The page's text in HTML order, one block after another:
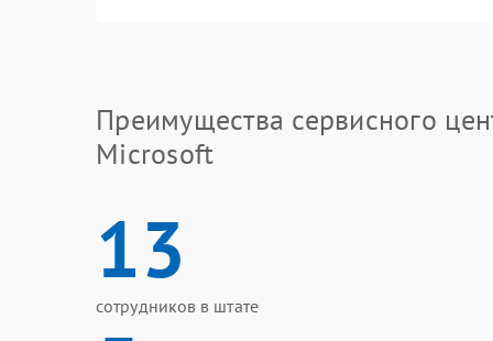
Преимущества сервисного
Microsoft
13
сотрудников в штате